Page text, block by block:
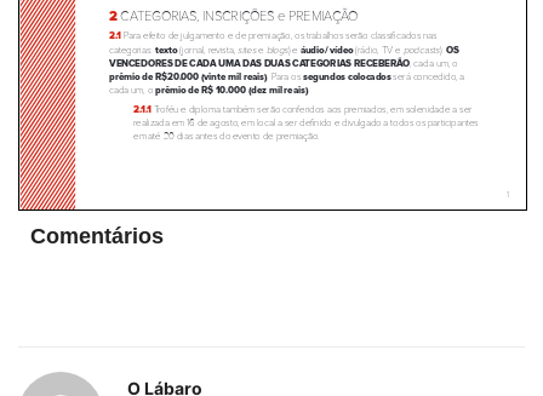
Comentários
O Lábaro